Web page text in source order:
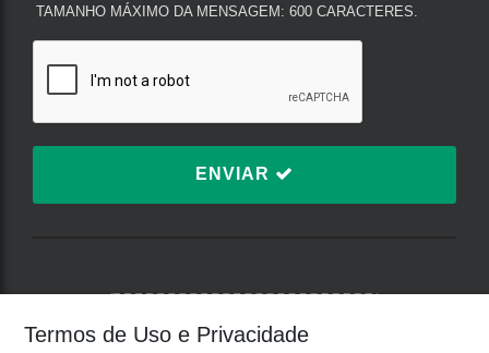
TAMANHO MÁXIMO DA MENSAGEM: 600 CARACTERES.
ENVIAR
PRIVACIDADE
Termos de Uso e Privacidade